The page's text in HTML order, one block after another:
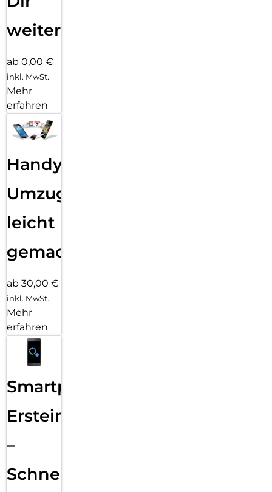
weiter
ab 0,00 €
inkl. MwSt.
Mehr
erfahren
Handy
Umzug
leicht
gemacht!
ab 30,00 €
inkl. MwSt.
Mehr
erfahren
Smartphone
Ersteinrichtung
–
Schnelle